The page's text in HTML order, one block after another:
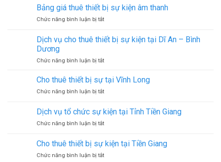
LED
vụ
tổ
chức
kiện
Bảng giá thuê thiết bị sự kiện âm thanh
Chức năng bình luận bị tắtở
giá
thuê
bị
kiện
âm
thanh
Dịch vụ cho thuê thiết bị sự kiện tại Dĩ An – Bình
Dương
Chức năng bình luận bị tắtở
vụ
cho
thuê
bị
kiện
Dĩ
Cho thuê thiết bị sự tại Vĩnh Long
Chức năng bình luận bị tắtở
thuê
thiết
bị
tại
Vĩnh
Long
Dịch vụ tổ chức sự kiện tại Tỉnh Tiền Giang
Chức năng bình luận bị tắtở
vụ
tổ
chức
Cho thuê thiết bị sự kiện tại Tiền Giang
Chức năng bình luận bị tắtở